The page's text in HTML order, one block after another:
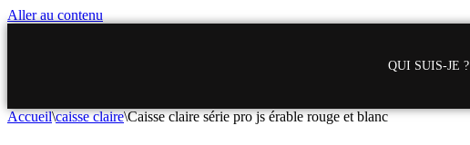
Aller au contenu
QUI SUIS-JE ?
Accueil\caisse claire\Caisse claire série pro js érable rouge et blanc